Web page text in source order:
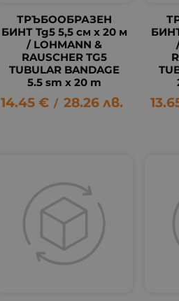
ТРЪБООБРАЗЕН
БИНТ Tg5 5,5 см х 20 м
/ LOHMANN &
RAUSCHER TG5
TUBULAR BANDAGE
5.5 sm х 20 m
14.45 € / 28.26 лв.